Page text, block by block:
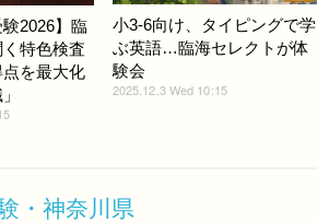
2026】臨
特色検査
を最大化
小3-6向け、タイピングで学
ぶ英語…臨海セレクトが体
験会
2025.12.3 Wed 10:15
・神奈川県